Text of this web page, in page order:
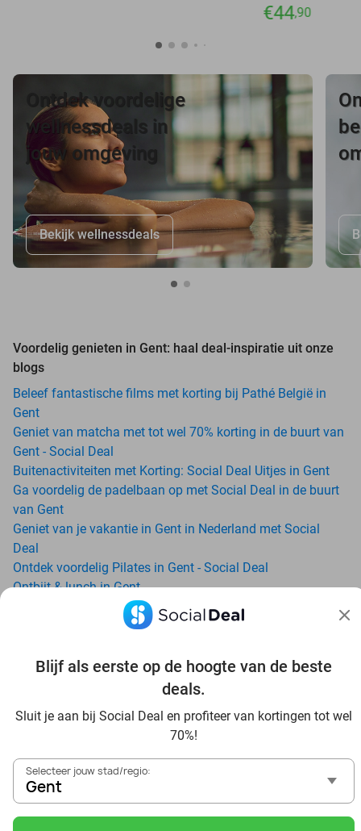
Blijf als eerste op de hoogte van de beste
deals.
Sluit je aan bij Social Deal en profiteer van kortingen tot wel
70%!
Selecteer jouw stad/regio:
Gent
€44,90
Ontdek voordelige
wellnessdeals in
jouw omgeving
Bekijk wellnessdeals
Voordelig genieten in Gent: haal deal-inspiratie uit onze
blogs
Beleef fantastische films met korting bij Pathé België in
Gent
Geniet van matcha met tot wel 70% korting in de buurt van
Gent - Social Deal
Buitenactiviteiten met Korting: Social Deal Uitjes in Gent
Ga voordelig de padelbaan op met Social Deal in de buurt
van Gent
Geniet van je vakantie in Gent in Nederland met Social
Deal
Ontdek voordelig Pilates in Gent - Social Deal
Ontbijt & lunch in Gent
All-You-Can-Eat in Gent
Avondje uit in regio Gent? Ontdek 6x inspiratie voor een
Date ideeën voor Gent en omgeving: ontdek 16 tips voor de
beste dierentuin van Europa
Ontdek de beste restaurants in Gent via Social Deal
Voordelig sushi scoren? Ontdek de beste sushi restaurants
in Gent en omgeving
Schoonheidsspecialisten in Gent: voordelige beautydeals
Schoonheidssalons in Gent: voordelige beauty-